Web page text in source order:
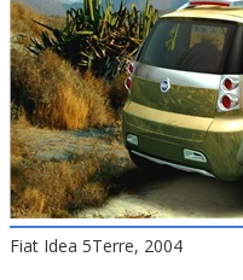
Fiat Idea 5Terre, 2004